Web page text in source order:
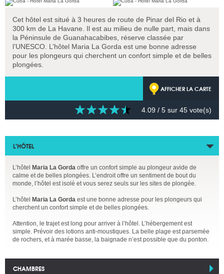
Cet hôtel est situé à 3 heures de route de Pinar del Rio et à
300 km de La Havane. Il est au milieu de nulle part, mais dans
la Péninsule de Guanahacabibes, réserve classée par
l’UNESCO. L’hôtel Maria La Gorda est une bonne adresse
pour les plongeurs qui cherchent un confort simple et de belles
plongées.
AFFICHER LA CARTE
4.09 / 5 sur 45 vote(s)
L’HÔTEL
L’hôtel Maria La Gorda offre un confort simple au plongeur avide de
calme et de belles plongées. L’endroit offre un sentiment de bout du
monde, l’hôtel est isolé et vous serez seuls sur les sites de plongée.
L’hôtel Maria La Gorda est une bonne adresse pour les plongeurs qui
cherchent un confort simple et de belles plongées.
Attention, le trajet est long pour arriver à l’hôtel. L’hébergement est
simple. Prévoir des lotions anti-moustiques. La belle plage est parsemée
de rochers, et à marée basse, la baignade n’est possible que du ponton.
CHAMBRES